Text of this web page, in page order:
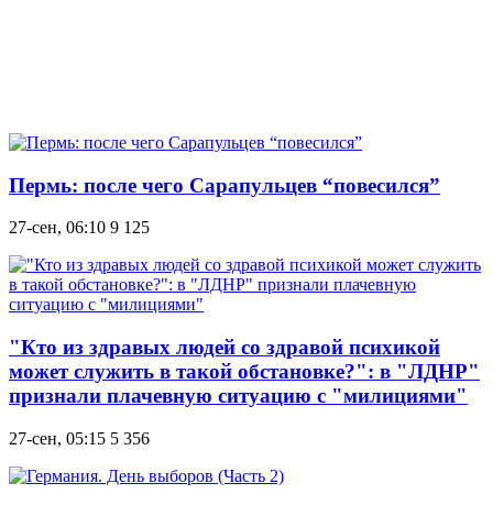
Пермь: после чего Сарапульцев “пoвecилcя”
27-сен, 06:10 9 125
"Кто из здравых людей со здравой психикой
может служить в такой обстановке?": в "ЛДНР"
признали плачевную ситуацию с "милициями"
27-сен, 05:15 5 356